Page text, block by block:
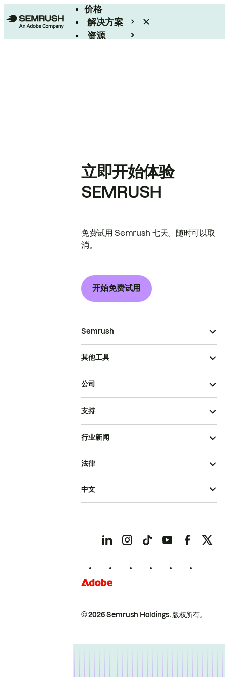
价格
解决方案
资源
立即开始体验
SEMRUSH
免费试用 Semrush 七天。随时可以取
消。
开始免费试用
Semrush
其他工具
公司
支持
行业新闻
© 2026 Semrush Holdings.版权所有。
法律
中文